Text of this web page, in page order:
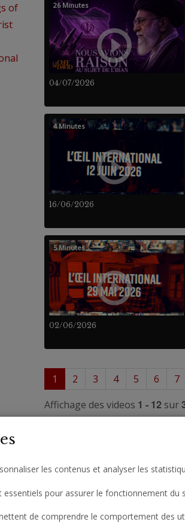
of
04/07/2026
26 Minutes
16/06/2026
4 Minutes
02/06/2026
5 Minutes
1 2 3 4 5 6 7
Affichage des videos 1 - 12 sur
les contenus et analyser les
essentiels pour assurer le fonctionnement
de comprendre le comportement des